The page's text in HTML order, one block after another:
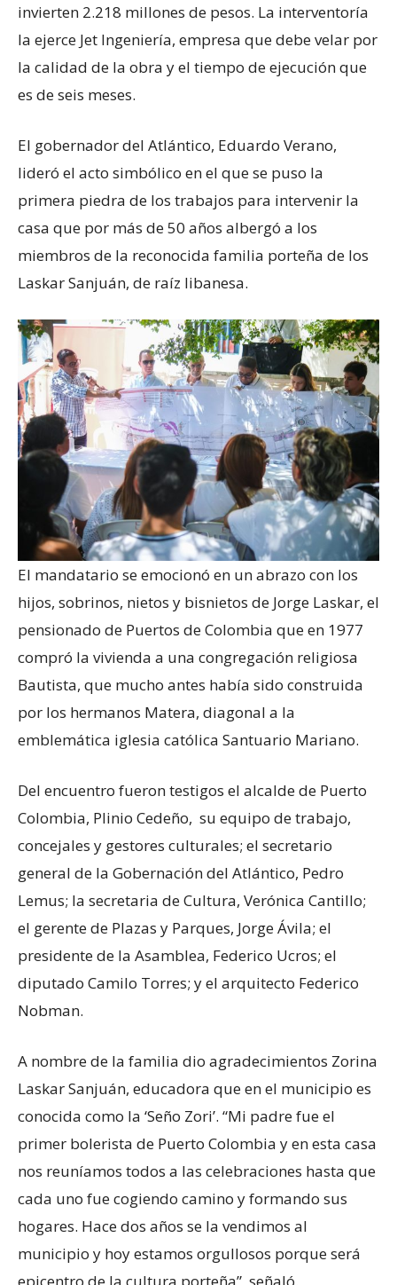
invierten 2.218 millones de pesos. La interventoría
la ejerce Jet Ingeniería, empresa que debe velar por
la calidad de la obra y el tiempo de ejecución que
es de seis meses.
El gobernador del Atlántico, Eduardo Verano,
lideró el acto simbólico en el que se puso la
primera piedra de los trabajos para intervenir la
casa que por más de 50 años albergó a los
miembros de la reconocida familia porteña de los
Laskar Sanjuán, de raíz libanesa.
El mandatario se emocionó en un abrazo con los
hijos, sobrinos, nietos y bisnietos de Jorge Laskar, el
pensionado de Puertos de Colombia que en 1977
compró la vivienda a una congregación religiosa
Bautista, que mucho antes había sido construida
por los hermanos Matera, diagonal a la
emblemática iglesia católica Santuario Mariano.
Del encuentro fueron testigos el alcalde de Puerto
Colombia, Plinio Cedeño, su equipo de trabajo,
concejales y gestores culturales; el secretario
general de la Gobernación del Atlántico, Pedro
Lemus; la secretaria de Cultura, Verónica Cantillo;
el gerente de Plazas y Parques, Jorge Ávila; el
presidente de la Asamblea, Federico Ucros; el
diputado Camilo Torres; y el arquitecto Federico
Nobman.
A nombre de la familia dio agradecimientos Zorina
Laskar Sanjuán, educadora que en el municipio es
conocida como la ‘Seño Zori’. “Mi padre fue el
primer bolerista de Puerto Colombia y en esta casa
nos reuníamos todos a las celebraciones hasta que
cada uno fue cogiendo camino y formando sus
hogares. Hace dos años se la vendimos al
municipio y hoy estamos orgullosos porque será